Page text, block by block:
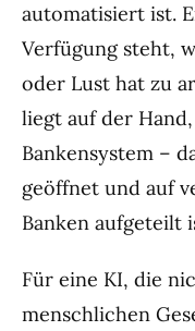
automatisiert ist.
Verfügung steht,
oder Lust hat zu
liegt auf der Hand,
Bankensystem –
geöffnet und auf
Banken aufgeteilt
Für eine KI, die
menschlichen